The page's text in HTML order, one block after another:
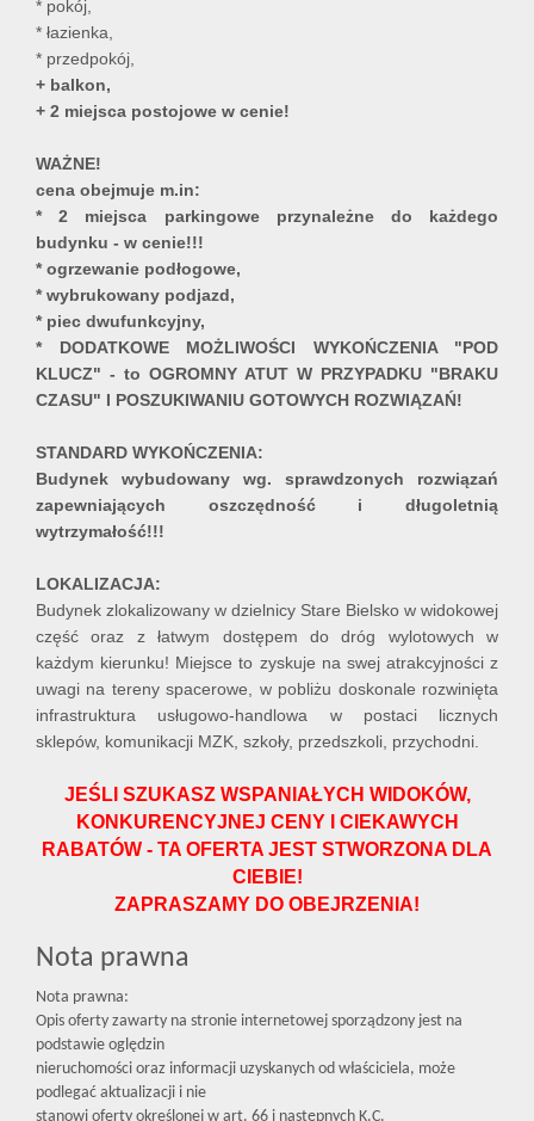
* pokój,
* łazienka,
* przedpokój,
+ balkon,
+ 2 miejsca postojowe w cenie!
WAŻNE!
cena obejmuje m.in:
* 2 miejsca parkingowe przynależne do każdego
budynku - w cenie!!!
* ogrzewanie podłogowe,
* wybrukowany podjazd,
* piec dwufunkcyjny,
* DODATKOWE MOŻLIWOŚCI WYKOŃCZENIA "POD
KLUCZ" - to OGROMNY ATUT W PRZYPADKU "BRAKU
CZASU" I POSZUKIWANIU GOTOWYCH ROZWIĄZAŃ!
STANDARD WYKOŃCZENIA:
Budynek wybudowany wg. sprawdzonych rozwiązań
zapewniających oszczędność i długoletnią
wytrzymałość!!!
LOKALIZACJA:
Budynek zlokalizowany w dzielnicy Stare Bielsko w widokowej
część oraz z łatwym dostępem do dróg wylotowych w
każdym kierunku! Miejsce to zyskuje na swej atrakcyjności z
uwagi na tereny spacerowe, w pobliżu doskonale rozwinięta
infrastruktura usługowo-handlowa w postaci licznych
sklepów, komunikacji MZK, szkoły, przedszkoli, przychodni.
JEŚ LI SZUKASZ WSPANIAŁYCH WIDOKÓW,
KONKURENCYJNEJ CENY I CIEKAWYCH
RABATÓW - TA OFERTA JEST STWORZONA DLA
CIEBIE!
ZAPRASZAMY DO OBEJRZENIA!
Nota prawna
Nota prawna:
Opis oferty zawarty na stronie internetowej sporządzony jest na
podstawie oględzin
nieruchomości oraz informacji uzyskanych od właściciela, może
podlegać aktualizacji i nie
stanowi oferty określonej w art. 66 i następnych K.C.